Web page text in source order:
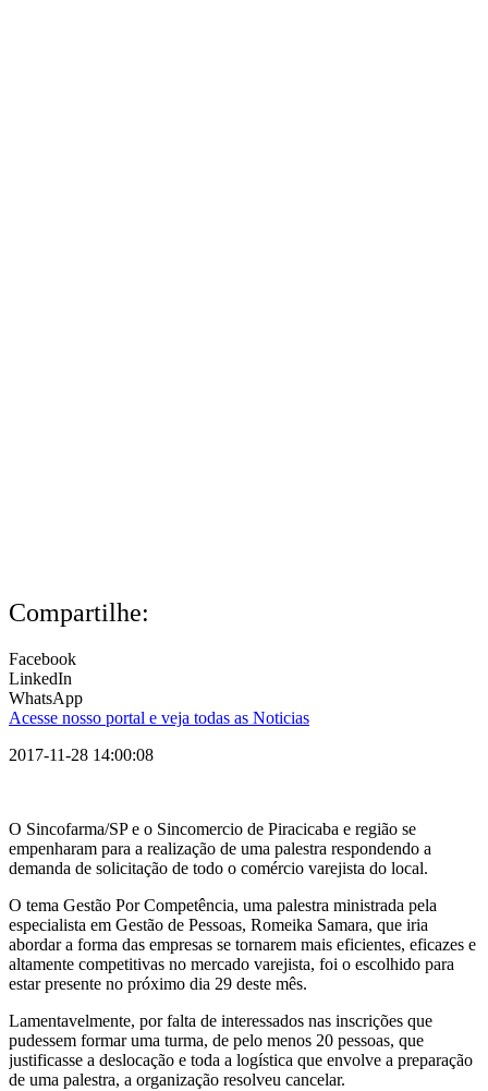
Compartilhe:
Facebook
LinkedIn
WhatsApp
Acesse nosso portal e veja todas as Noticias
2017-11-28 14:00:08
O Sincofarma/SP e o Sincomercio de Piracicaba e região se
empenharam para a realização de uma palestra respondendo a
demanda de solicitação de todo o comércio varejista do local.
O tema Gestão Por Competência, uma palestra ministrada pela
especialista em Gestão de Pessoas, Romeika Samara, que iria
abordar a forma das empresas se tornarem mais eficientes, eficazes e
altamente competitivas no mercado varejista, foi o escolhido para
estar presente no próximo dia 29 deste mês.
Lamentavelmente, por falta de interessados nas inscrições que
pudessem formar uma turma, de pelo menos 20 pessoas, que
justificasse a deslocação e toda a logística que envolve a preparação
de uma palestra, a organização resolveu cancelar.